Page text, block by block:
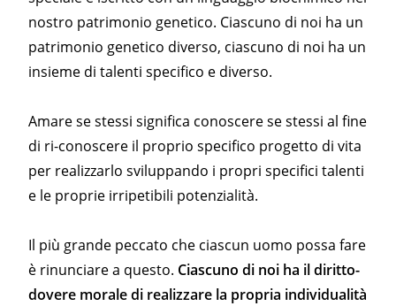
nostro patrimonio genetico. Ciascuno di noi ha un
patrimonio genetico diverso, ciascuno di noi ha un
insieme di talenti specifico e diverso.
Amare se stessi significa conoscere se stessi al fine
di ri-conoscere il proprio specifico progetto di vita
per realizzarlo sviluppando i propri specifici talenti
e le proprie irripetibili potenzialità.
Il più grande peccato che ciascun uomo possa fare
è rinunciare a questo. Ciascuno di noi ha il diritto-
dovere morale di realizzare la propria individualità